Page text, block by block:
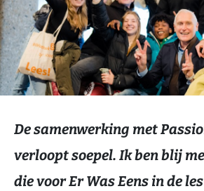
De samenwerking met
verloopt soepel. Ik ben blij
die voor Er Was Eens in de